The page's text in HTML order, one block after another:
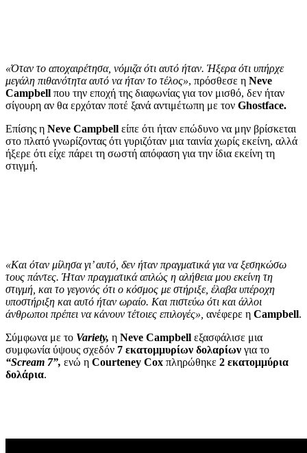
«Όταν το αποχαιρέτησα, νόμιζα ότι αυτό ήταν. Ήξερα ότι υπήρχε
μεγάλη πιθανότητα αυτό να ήταν το τέλος», πρόσθεσε η Neve
Campbell που την εποχή της διαφωνίας για τον μισθό, δεν ήταν
σίγουρη αν θα ερχόταν ποτέ ξανά αντιμέτωπη με τον Ghostface.
Επίσης η Neve Campbell είπε ότι ήταν επώδυνο να μην βρίσκεται
στο πλατό γνωρίζοντας ότι γυριζόταν μια ταινία χωρίς εκείνη, αλλά
ήξερε ότι είχε πάρει τη σωστή απόφαση για την ίδια εκείνη τη
στιγμή.
«Και όταν μίλησα γι’ αυτό, δεν ήταν πραγματικά για να ξεσηκώσω
τους πάντες. Ήταν πραγματικά απλώς η αλήθεια μου εκείνη τη
στιγμή, και το γεγονός ότι ο κόσμος με στήριξε, έλαβα υπέροχη
υποστήριξη και αυτό ήταν ωραίο. Και πιστεύω ότι και άλλοι
άνθρωποι πρέπει να κάνουν τέτοιες επιλογές», ανέφερε η Campbell.
Σύμφωνα με το Variety, η Neve Campbell εξασφάλισε μια
συμφωνία ύψους σχεδόν 7 εκατομμυρίων δολαρίων για το
“Scream 7”, ενώ η Courteney Cox πληρώθηκε 2 εκατομμύρια
δολάρια.